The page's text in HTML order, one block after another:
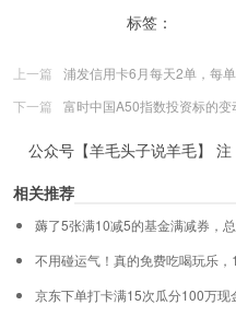
标签：
上一篇
浦发信用卡6月每天2单，每
下一篇
富时中国A50指数投资标的
公众号【羊毛头子说羊毛】
相关推荐
薅了5张满10减5的基金满减券，
不用碰运气！真的免费吃喝玩乐
京东下单打卡满15次瓜分100万现